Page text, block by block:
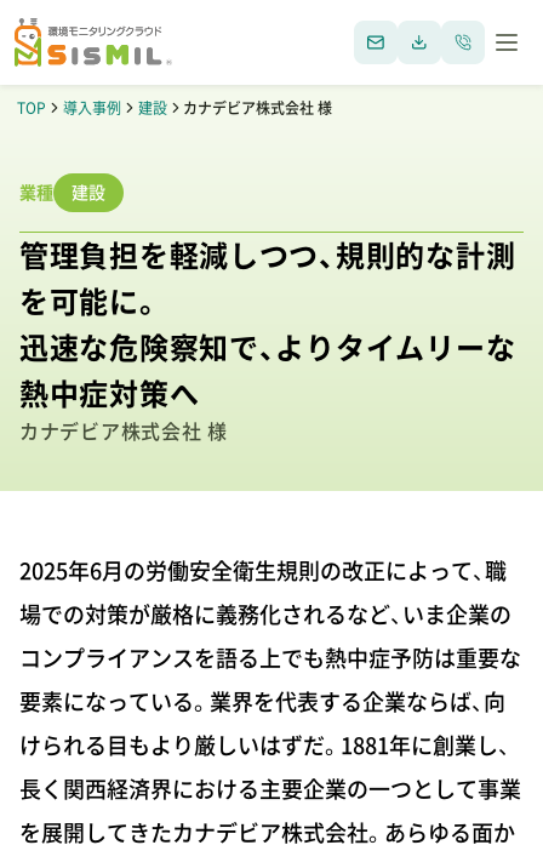
TOP 導入事例 建設 カナデビア株式会社 様
業種 建設
管理負担を軽減しつつ、規則的な計測
を可能に。
迅速な危険察知で、よりタイムリーな
熱中症対策へ
カナデビア株式会社 様
2025年6月の労働安全衛生規則の改正によって、職
場での対策が厳格に義務化されるなど、いま企業の
コンプライアンスを語る上でも熱中症予防は重要な
要素になっている。業界を代表する企業ならば、向
けられる目もより厳しいはずだ。1881年に創業し、
長く関西経済界における主要企業の一つとして事業
を展開してきたカナデビア株式会社。あらゆる面か